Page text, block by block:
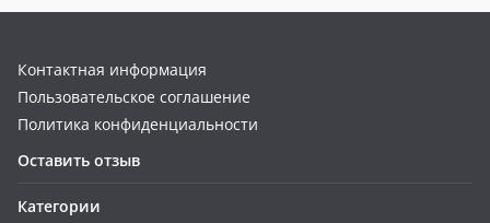
Контактная информация
Пользовательское соглашение
Политика конфиденциальности
Оставить отзыв
Категории